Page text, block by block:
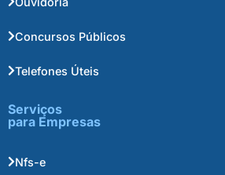
Concursos Públicos
Telefones Úteis
Serviços
para Empresas
Nfs-e